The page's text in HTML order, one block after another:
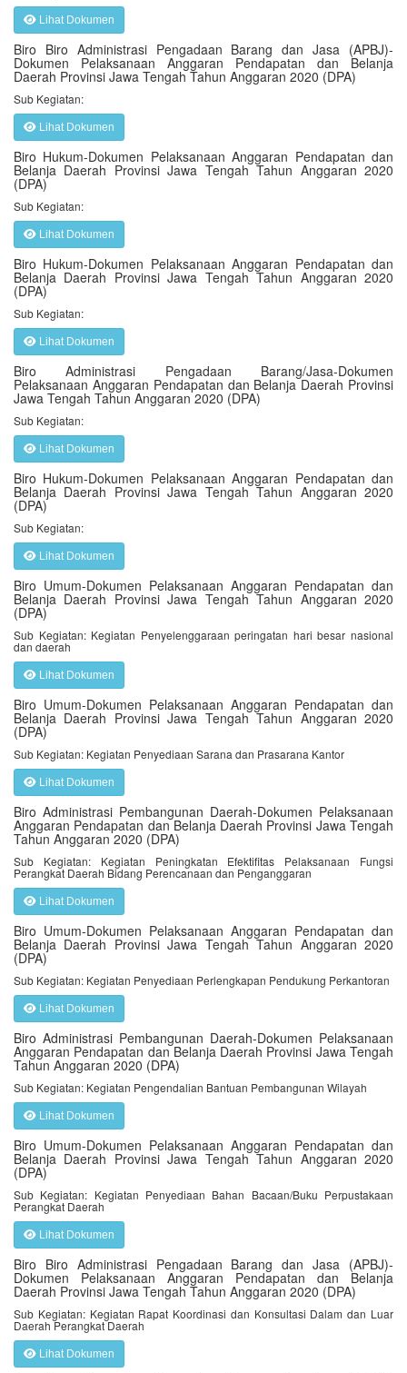
Lihat Dokumen
Biro Biro Administrasi Pengadaan Barang dan Jasa (APBJ)-
Dokumen Pelaksanaan Anggaran Pendapatan dan Belanja
Daerah Provinsi Jawa Tengah Tahun Anggaran 2020 (DPA)
Sub Kegiatan:
Lihat Dokumen
Biro Hukum-Dokumen Pelaksanaan Anggaran Pendapatan dan
Belanja Daerah Provinsi Jawa Tengah Tahun Anggaran 2020
(DPA)
Sub Kegiatan:
Lihat Dokumen
Biro Hukum-Dokumen Pelaksanaan Anggaran Pendapatan dan
Belanja Daerah Provinsi Jawa Tengah Tahun Anggaran 2020
(DPA)
Sub Kegiatan:
Lihat Dokumen
Biro Administrasi Pengadaan Barang/Jasa-Dokumen
Pelaksanaan Anggaran Pendapatan dan Belanja Daerah Provinsi
Jawa Tengah Tahun Anggaran 2020 (DPA)
Sub Kegiatan:
Lihat Dokumen
Biro Hukum-Dokumen Pelaksanaan Anggaran Pendapatan dan
Belanja Daerah Provinsi Jawa Tengah Tahun Anggaran 2020
(DPA)
Sub Kegiatan:
Lihat Dokumen
Biro Umum-Dokumen Pelaksanaan Anggaran Pendapatan dan
Belanja Daerah Provinsi Jawa Tengah Tahun Anggaran 2020
(DPA)
Sub Kegiatan: Kegiatan Penyelenggaraan peringatan hari besar nasional
dan daerah
Lihat Dokumen
Biro Umum-Dokumen Pelaksanaan Anggaran Pendapatan dan
Belanja Daerah Provinsi Jawa Tengah Tahun Anggaran 2020
(DPA)
Sub Kegiatan: Kegiatan Penyediaan Sarana dan Prasarana Kantor
Lihat Dokumen
Biro Administrasi Pembangunan Daerah-Dokumen Pelaksanaan
Anggaran Pendapatan dan Belanja Daerah Provinsi Jawa Tengah
Tahun Anggaran 2020 (DPA)
Sub Kegiatan: Kegiatan Peningkatan Efektifitas Pelaksanaan Fungsi
Perangkat Daerah Bidang Perencanaan dan Penganggaran
Lihat Dokumen
Biro Umum-Dokumen Pelaksanaan Anggaran Pendapatan dan
Belanja Daerah Provinsi Jawa Tengah Tahun Anggaran 2020
(DPA)
Sub Kegiatan: Kegiatan Penyediaan Perlengkapan Pendukung Perkantoran
Lihat Dokumen
Biro Administrasi Pembangunan Daerah-Dokumen Pelaksanaan
Anggaran Pendapatan dan Belanja Daerah Provinsi Jawa Tengah
Tahun Anggaran 2020 (DPA)
Sub Kegiatan: Kegiatan Pengendalian Bantuan Pembangunan Wilayah
Lihat Dokumen
Biro Umum-Dokumen Pelaksanaan Anggaran Pendapatan dan
Belanja Daerah Provinsi Jawa Tengah Tahun Anggaran 2020
(DPA)
Sub Kegiatan: Kegiatan Penyediaan Bahan Bacaan/Buku Perpustakaan
Perangkat Daerah
Lihat Dokumen
Biro Biro Administrasi Pengadaan Barang dan Jasa (APBJ)-
Dokumen Pelaksanaan Anggaran Pendapatan dan Belanja
Daerah Provinsi Jawa Tengah Tahun Anggaran 2020 (DPA)
Sub Kegiatan: Kegiatan Rapat Koordinasi dan Konsultasi Dalam dan Luar
Daerah Perangkat Daerah
Lihat Dokumen